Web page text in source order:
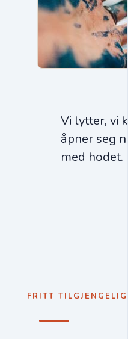
Vi lytter, vi
åpner seg
med hodet.
FRITT TILGJENGELIG